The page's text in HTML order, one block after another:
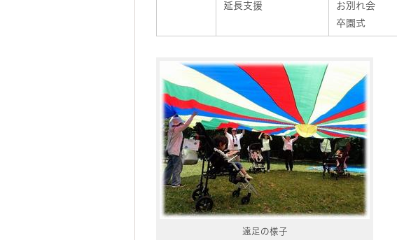
延長支援
お別れ会
卒園式
遠足の様子